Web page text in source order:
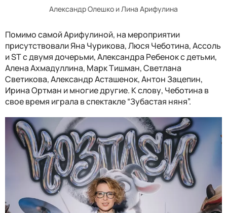
Александр Олешко и Лина Арифулина
Помимо самой Арифулиной, на мероприятии
присутствовали Яна Чурикова, Люся Чеботина, Ассоль
и ST с двумя дочерьми, Александра Ребенок с детьми,
Алена Ахмадуллина, Марк Тишман, Светлана
Светикова, Александр Асташенок, Антон Зацепин,
Ирина Ортман и многие другие. К слову, Чеботина в
свое время играла в спектакле “Зубастая няня”.